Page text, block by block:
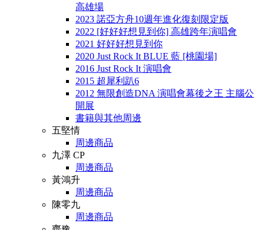
高雄場
2023 諾亞方舟10週年進化復刻限定版
2022 [好好好想見到你] 高雄跨年演唱會
2021 好好好想見到你
2020 Just Rock It BLUE 藍 [桃園場]
2016 Just Rock It 演唱會
2015 超犀利趴6
2012 無限創造DNA 演唱會幕後之王 主腦公
開展
書籍與其他周邊
五堅情
周邊商品
九澤 CP
周邊商品
黃鴻升
周邊商品
陳零九
周邊商品